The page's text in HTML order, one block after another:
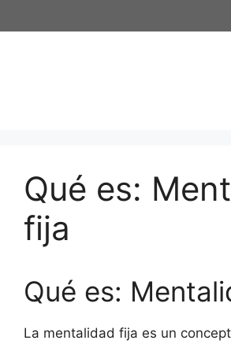
al
Qué es:
fija
Qué es:
La mentalidad fija es un